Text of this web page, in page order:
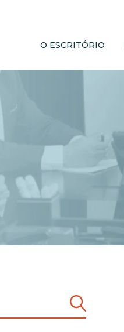
O ESCRITÓRIO